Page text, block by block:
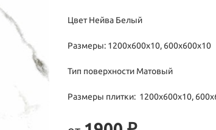
Цвет Нейва Белый
Размеры: 1200х600х10, 600х600х10
Тип поверхности Матовый
Размеры плитки: 1200х600х10,